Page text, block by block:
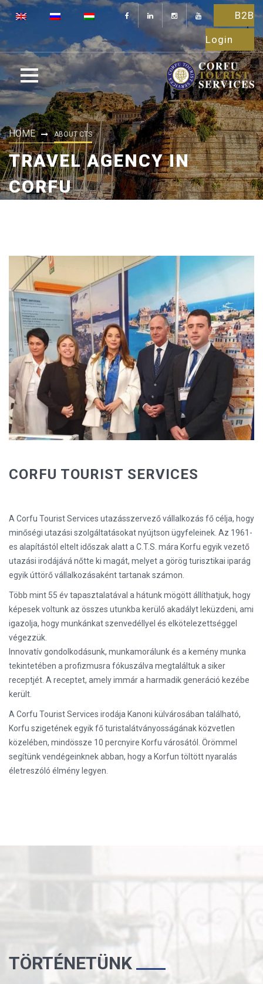
B2B
Login
HOME ABOUT CTS
TRAVEL AGENCY IN
CORFU
CORFU TOURIST SERVICES
A Corfu Tourist Services utazásszervező vállalkozás fő célja, hogy
minőségi utazási szolgáltatásokat nyújtson ügyfeleinek. Az 1961-
es alapítástól eltelt időszak alatt a C.T.S. mára Korfu egyik vezető
utazási irodájává nőtte ki magát, melyet a görög turisztikai iparág
egyik úttörő vállalkozásaként tartanak számon.
Több mint 55 év tapasztalatával a hátunk mögött állíthatjuk, hogy
képesek voltunk az összes utunkba kerülő akadályt leküzdeni, ami
igazolja, hogy munkánkat szenvedéllyel és elkötelezettséggel
végezzük.
Innovatív gondolkodásunk, munkamorálunk és a kemény munka
tekintetében a profizmusra fókuszálva megtaláltuk a siker
receptjét. A receptet, amely immár a harmadik generáció kezébe
került.
A Corfu Tourist Services irodája Kanoni külvárosában található,
Korfu szigetének egyik fő turistalátványosságának közvetlen
közelében, mindössze 10 percnyire Korfu városától. Örömmel
segítünk vendégeinknek abban, hogy a Korfun töltött nyaralás
életreszóló élmény legyen.
TÖRTÉNETÜNK